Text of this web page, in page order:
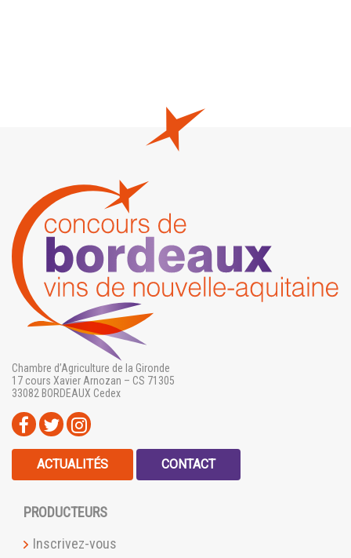
Chambre d’Agriculture de la Gironde
17 cours Xavier Arnozan – CS 71305
33082 BORDEAUX Cedex
ACTUALITÉS CONTACT
PRODUCTEURS
Inscrivez-vous